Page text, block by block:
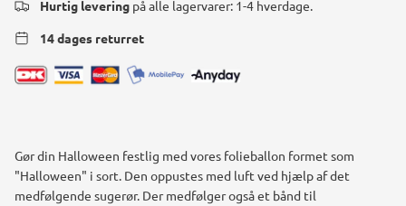
Hurtig levering på alle lagervarer: 1-4 hverdage.
14 dages returret
Gør din Halloween festlig med vores folieballon formet som
"Halloween" i sort. Den oppustes med luft ved hjælp af det
medfølgende sugerør. Der medfølger også et bånd til